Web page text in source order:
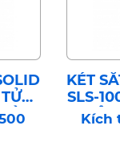
KÉT
SLS-
Kích